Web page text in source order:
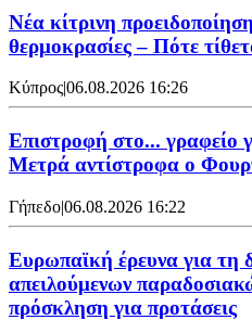
Νέα κίτρινη
θερμοκρασίες – Πότε
Κύπρος|06.08.2026 16:26
Επιστροφή στο... γραφείο
Μετρά αντίστροφα ο
Γήπεδο|06.08.2026 16:22
Ευρωπαϊκή έρευνα για τη
απειλούμενων
πρόσκληση για προτάσεις